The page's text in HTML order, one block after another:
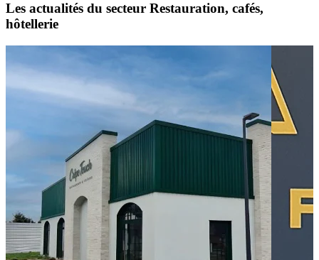
Les actualités du secteur Restauration, cafés,
hôtellerie